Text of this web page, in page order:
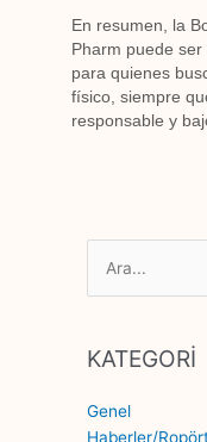
En resumen, la
Pharm puede
para quienes
físico, siempre
responsable y
Search
for:
KATEGORİ
Genel
Haberler/